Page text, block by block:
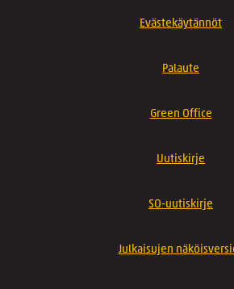
Evästekäytännöt
Palaute
Green Office
Uutiskirje
SO-uutiskirje
Julkaisujen